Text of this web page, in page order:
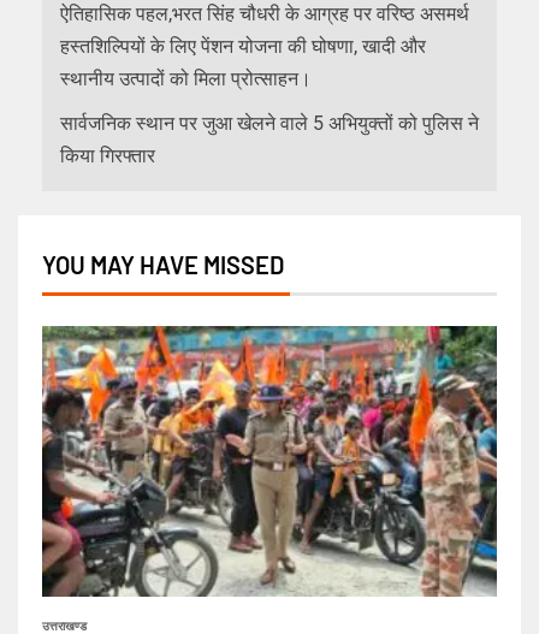
ऐतिहासिक पहल,भरत सिंह चौधरी के आग्रह पर वरिष्ठ असमर्थ
हस्तशिल्पियों के लिए पेंशन योजना की घोषणा, खादी और
स्थानीय उत्पादों को मिला प्रोत्साहन।
सार्वजनिक स्थान पर जुआ खेलने वाले 5 अभियुक्तों को पुलिस ने
किया गिरफ्तार
YOU MAY HAVE MISSED
उत्तराखण्ड